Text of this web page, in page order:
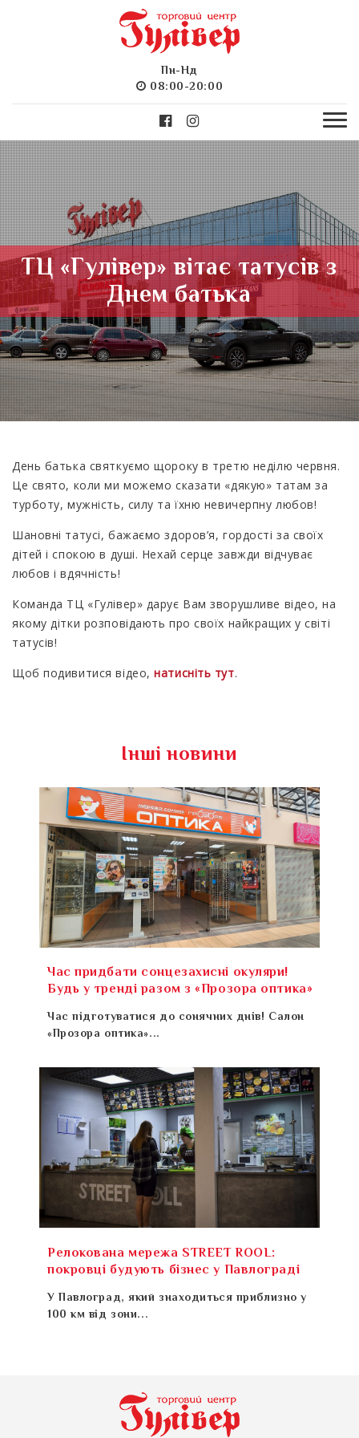
Пн-Нд
08:00-20:00
ТЦ «Гулівер» вітає татусів з
Днем батька
День батька святкуємо щороку в третю неділю червня.
Це свято, коли ми можемо сказати «дякую» татам за
турботу, мужність, силу та їхню невичерпну любов!
Шановні татусі, бажаємо здоров’я, гордості за своїх
дітей і спокою в душі. Нехай серце завжди відчуває
любов і вдячність!
Команда ТЦ «Гулівер» дарує Вам зворушливе відео, на
якому дітки розповідають про своїх найкращих у світі
татусів!
Щоб подивитися відео,натисніть тут.
Інші новини
Час придбати сонцезахисні окуляри!
Будь у тренді разом з «Прозора оптика»
Час підготуватися до сонячних днів! Салон
«Прозора оптика»...
Релокована мережа STREET ROOL:
покровці будують бізнес у Павлограді
У Павлоград, який знаходиться приблизно у
100 км від зони...